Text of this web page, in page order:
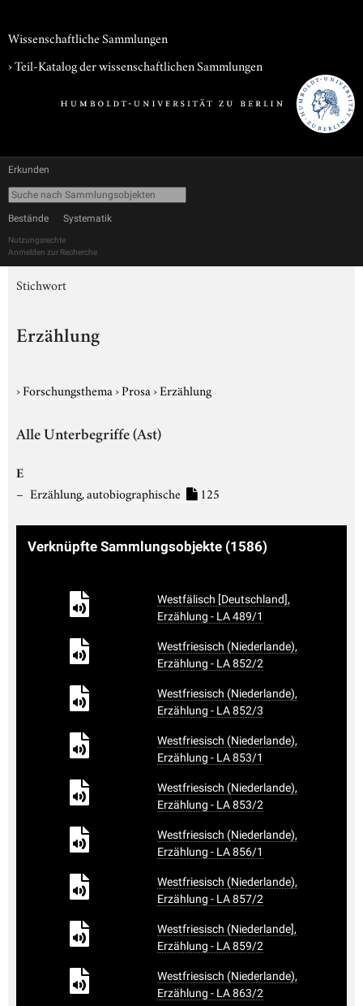
Wissenschaftliche Sammlungen
› Teil-Katalog der wissenschaftlichen Sammlungen
Erkunden
Bestände Systematik
Nutzungsrechte
Anmelden zur Recherche
Stichwort
Erzählung
›Forschungsthema›Prosa›Erzählung
Alle Unterbegriffe (Ast)
E
Erzählung, autobiographische 125
Verknüpfte Sammlungsobjekte (1586)
Westfälisch [Deutschland],
Erzählung - LA 489/1
Westfriesisch (Niederlande),
Erzählung - LA 852/2
Westfriesisch (Niederlande),
Erzählung - LA 852/3
Westfriesisch (Niederlande),
Erzählung - LA 853/1
Westfriesisch (Niederlande),
Erzählung - LA 853/2
Westfriesisch (Niederlande),
Erzählung - LA 856/1
Westfriesisch (Niederlande),
Erzählung - LA 857/2
Westfriesisch (Niederlande],
Erzählung - LA 859/2
Westfriesisch (Niederlande),
Erzählung - LA 863/2